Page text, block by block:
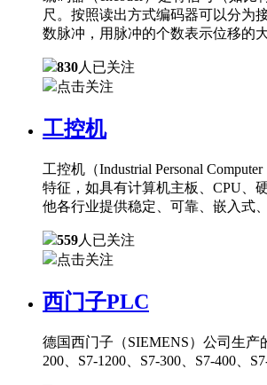
尺。按照读出方式编码器可以分为
数脉冲，用脉冲的个数表示位移的
830人已关注
点击关注
工控机
工控机（Industrial Personal
特征，如具有计算机主板、CPU、
他各行业提供稳定、可靠、嵌入式
559人已关注
点击关注
西门子PLC
德国西门子（SIEMENS）公司生
200、S7-1200、S7-300、S7-400